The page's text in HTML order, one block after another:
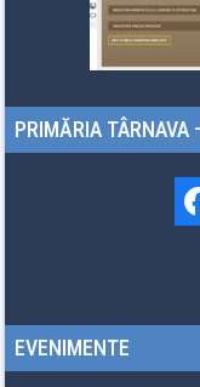
PRIMĂRIA TÂRNAVA
EVENIMENTE